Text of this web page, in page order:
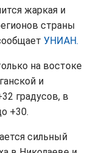
жаркая и
страны
УНИАН.
на востоке
и
градусов, в
+30.
сильный